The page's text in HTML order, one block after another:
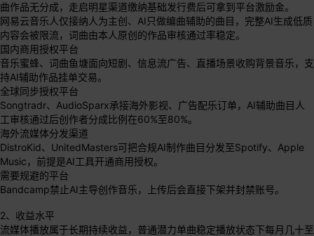
曲作品无分成，走启明星渠道缴纳基础发行费后可拿到平台激励金。
网易云音乐人仅接纳人为主创、AI只做编曲辅助的曲目，完整AI生成低质
内容会被限流，词曲由本人原创的作品审核通过率稳定。
国内商用授权平台
音乐蜜蜂、词曲鱼塘面向短剧、信息流广告、直播场景收购背景音乐，支
持AI辅助作品挂单交易。
全球同步授权平台
Songtradr、AudioSparx承接海外影视、广告配乐订单，AI辅助曲目人
工审核通过后创作者分成比例在60%至80%。
海外流媒体分发渠道
DistroKid、UnitedMasters可把合规AI制作曲目分发至Spotify、Apple
Music，前提是AI工具开通商用授权。
需要规避的平台
Bandcamp禁止AI主导创作音乐，上传后会直接下架并封禁账号。
2、收益水平
流媒体播放属于长期持续收益，普通潜力单曲稳定播放状态下每月几十至